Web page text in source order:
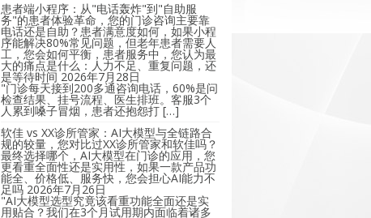
患者端小程序：从"电话轰炸"到"自助服
务"的患者体验革命，您的门诊咨询主要靠
电话还是自助？患者满意度如何，如果小程
序能解决80%常见问题，但老年患者需要人
工，您会如何平衡，患者服务中，您认为最
大的痛点是什么：人力不足、重复问题，还
是等待时间 2026年7月28日
"门诊每天接到200多通咨询电话，60%是问
检查结果、挂号流程、医生排班。客服3个
人累到嗓子冒烟，患者还抱怨打 […]
软佳 vs XX诊所管家：AI大模型与全链路合
规的较量，您对比过XX诊所管家和软佳吗？
最终选择哪个，AI大模型在门诊的应用，您
更看重全面性还是实用性，如果一款产品功
能全、价格低、服务快，您会担心AI能力不
足吗 2026年7月26日
"AI大模型选型究竟该看重功能全面还是实
用贴合？我们在3个月试用期内面临着诸多